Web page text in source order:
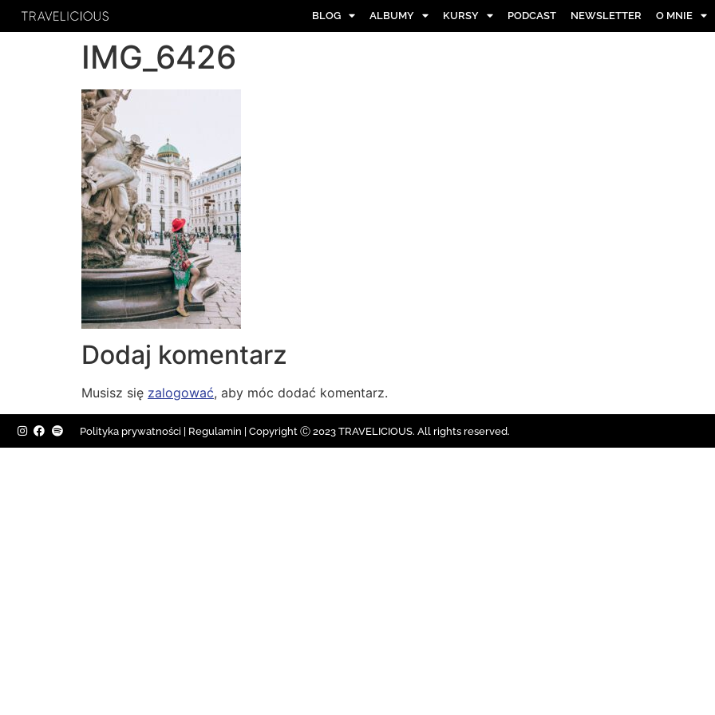
BLOG ALBUMY KURSY PODCAST NEWSLETTER O MNIE
IMG_6426
Dodaj komentarz
Musisz się zalogować, aby móc dodać komentarz.
Polityka prywatności Regulamin | Copyright Ⓒ 2023 TRAVELICIOUS. All rights reserved.